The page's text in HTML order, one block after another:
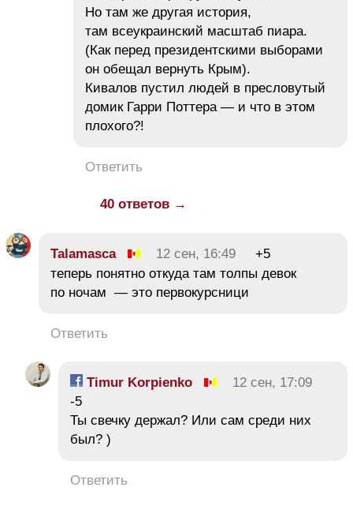
Но там же другая история,
там всеукраинский масштаб пиара.
(Как перед президентскими выборами
он обещал вернуть Крым).
Кивалов пустил людей в пресловутый
домик Гарри Поттера — и что в этом
плохого?!
Ответить
40 ответов →
Talamasca 12 сен, 16:49
+5
теперь понятно откуда там толпы девок
по ночам — это первокурсници
Ответить
Timur Korpienko
12 сен, 17:09
-5
Ты свечку держал? Или сам среди них
был? )
Ответить